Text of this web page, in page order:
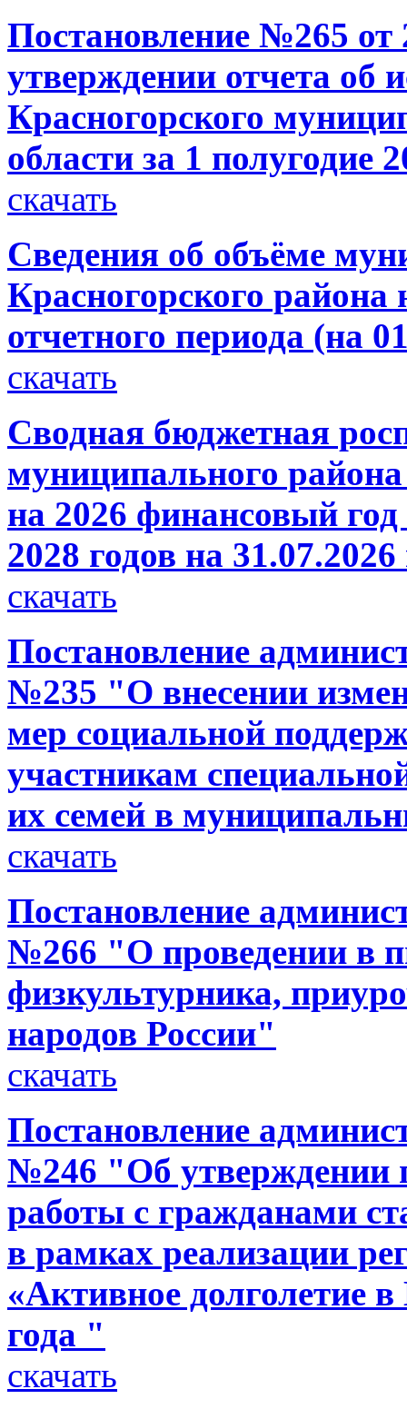
Постановление №265 от
утверждении отчета об
Красногорского
области за 1 полугодие
скачать
Сведения об объёме
Красногорского района
отчетного периода (на
скачать
Сводная бюджетная
муниципального
на 2026 финансовый
2028 годов на 31.07.2026
скачать
Постановление
№235 "О внесении
мер социальной
участникам
их семей в
скачать
Постановление
№266 "О проведении в
физкультурника,
народов России"
скачать
Постановление
№246 "Об утверждении
работы с гражданами
в рамках реализации
«Активное долголетие
года "
скачать